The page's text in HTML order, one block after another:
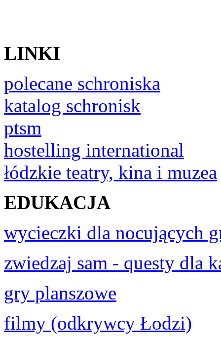
LINKI
polecane schroniska
katalog schronisk
ptsm
hostelling international
łódzkie teatry, kina i muzea
EDUKACJA
wycieczki dla nocujących
zwiedzaj sam - questy dla
gry planszowe
filmy (odkrywcy Łodzi)